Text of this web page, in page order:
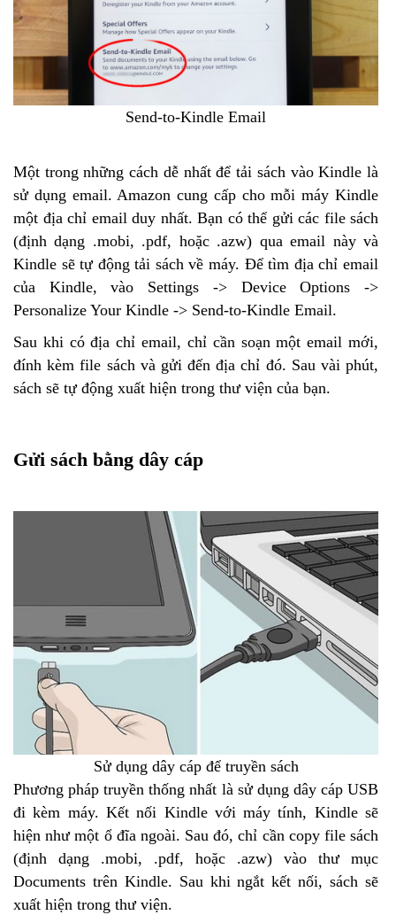
Send-to-Kindle Email
Một trong những cách dễ nhất để tải sách vào Kindle là
sử dụng email. Amazon cung cấp cho mỗi máy Kindle
một địa chỉ email duy nhất. Bạn có thể gửi các file sách
(định dạng .mobi, .pdf, hoặc .azw) qua email này và
Kindle sẽ tự động tải sách về máy. Để tìm địa chỉ email
của Kindle, vào Settings -> Device Options ->
Personalize Your Kindle -> Send-to-Kindle Email.
Sau khi có địa chỉ email, chỉ cần soạn một email mới,
đính kèm file sách và gửi đến địa chỉ đó. Sau vài phút,
sách sẽ tự động xuất hiện trong thư viện của bạn.
Gửi sách bằng dây cáp
Sử dụng dây cáp để truyền sách
Phương pháp truyền thống nhất là sử dụng dây cáp USB
đi kèm máy. Kết nối Kindle với máy tính, Kindle sẽ
hiện như một ổ đĩa ngoài. Sau đó, chỉ cần copy file sách
(định dạng .mobi, .pdf, hoặc .azw) vào thư mục
Documents trên Kindle. Sau khi ngắt kết nối, sách sẽ
xuất hiện trong thư viện.